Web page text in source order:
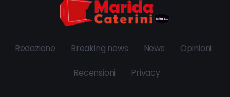
Redazione Breaking news News Opinioni
Recensioni Privacy